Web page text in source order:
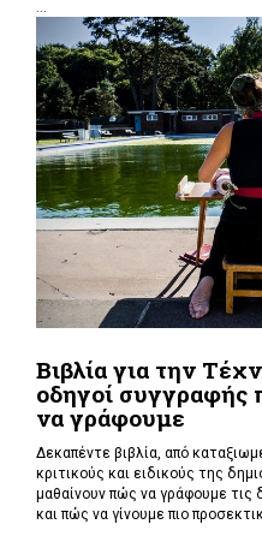
...
Βιβλία για την
οδηγοί συγγραφής
να γράφουμε
Δεκαπέντε βιβλία, από
κριτικούς και ειδικούς της
μαθαίνουν πώς να γράφουμε τις
και πώς να γίνουμε πιο